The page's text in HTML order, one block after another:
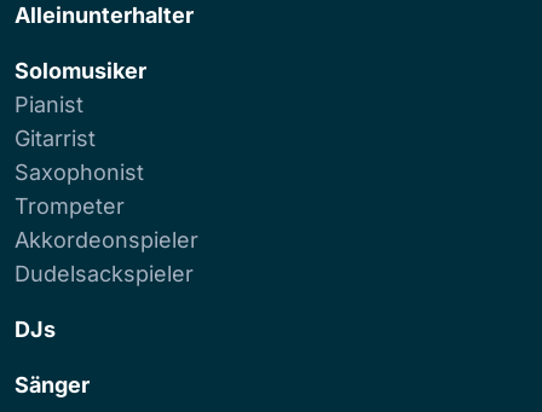
Alleinunterhalter
Solomusiker
Pianist
Gitarrist
Saxophonist
Trompeter
Akkordeonspieler
Dudelsackspieler
DJs
Sänger